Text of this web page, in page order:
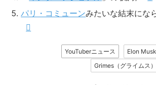
パリ・コミューンみたいな結末にな
YouTuberニュース
Elon
Grimes（グライムス）